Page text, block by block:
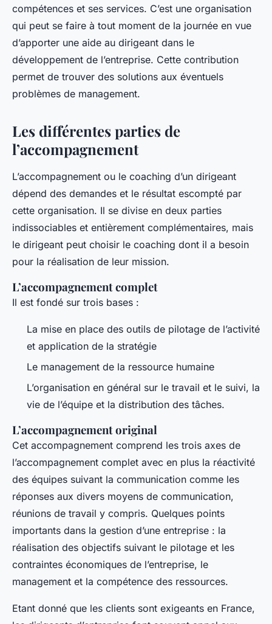
compétences et ses services. C’est une organisation
qui peut se faire à tout moment de la journée en vue
d’apporter une aide au dirigeant dans le
développement de l’entreprise. Cette contribution
permet de trouver des solutions aux éventuels
problèmes de management.
Les différentes parties de
l’accompagnement
L’accompagnement ou le coaching d’un dirigeant
dépend des demandes et le résultat escompté par
cette organisation. Il se divise en deux parties
indissociables et entièrement complémentaires, mais
le dirigeant peut choisir le coaching dont il a besoin
pour la réalisation de leur mission.
L’accompagnement complet
Il est fondé sur trois bases :
La mise en place des outils de pilotage de l’activité
et application de la stratégie
Le management de la ressource humaine
L’organisation en général sur le travail et le suivi, la
vie de l’équipe et la distribution des tâches.
L’accompagnement original
Cet accompagnement comprend les trois axes de
l’accompagnement complet avec en plus la réactivité
des équipes suivant la communication comme les
réponses aux divers moyens de communication,
réunions de travail y compris. Quelques points
importants dans la gestion d’une entreprise : la
réalisation des objectifs suivant le pilotage et les
contraintes économiques de l’entreprise, le
management et la compétence des ressources.
Etant donné que les clients sont exigeants en France,